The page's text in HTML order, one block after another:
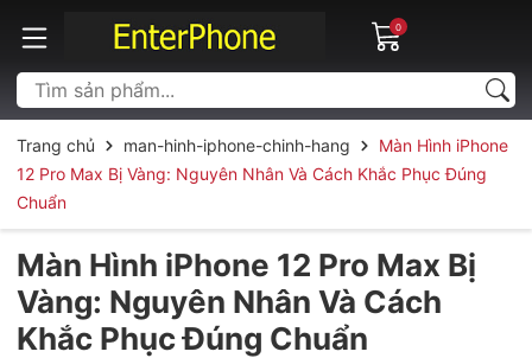
0
Trang chủ man-hinh-iphone-chinh-hang
Màn Hình iPhone
12 Pro Max Bị Vàng: Nguyên Nhân Và Cách Khắc Phục Đúng
Chuẩn
Màn Hình iPhone 12 Pro Max Bị
Vàng: Nguyên Nhân Và Cách
Khắc Phục Đúng Chuẩn